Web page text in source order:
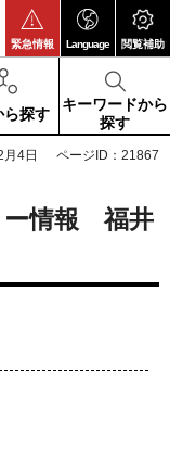
緊急情報 Language 閲覧補助
ら探す
キーワードから
探す
4日 ページID：21867
ー情報 福井